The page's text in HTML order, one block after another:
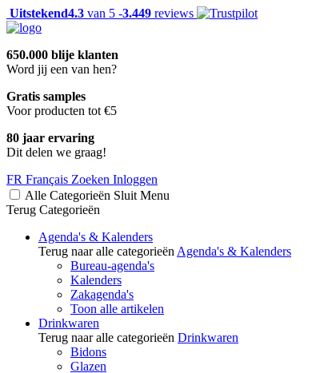
Uitstekend4.3 van 5 -3.449 reviews
650.000 blije klanten
Word jij een van hen?
Gratis samples
Voor producten tot €5
80 jaar ervaring
Dit delen we graag!
FR Français Zoeken Inloggen
Alle Categorieën Sluit Menu
Terug Categorieën
Agenda's & Kalenders
Terug naar alle categorieën Agenda's & Kalenders
Bureau-agenda's
Kalenders
Zakagenda's
Toon alle artikelen
Drinkwaren
Terug naar alle categorieën Drinkwaren
Bidons
Glazen